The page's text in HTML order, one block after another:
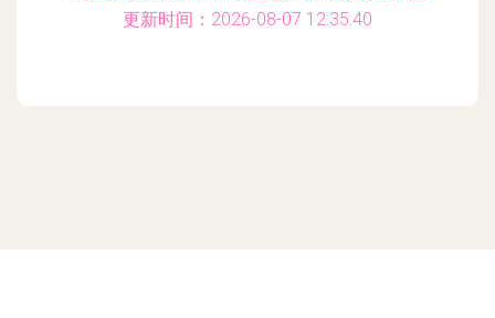
更新时间：2026-08-07 12:35:40